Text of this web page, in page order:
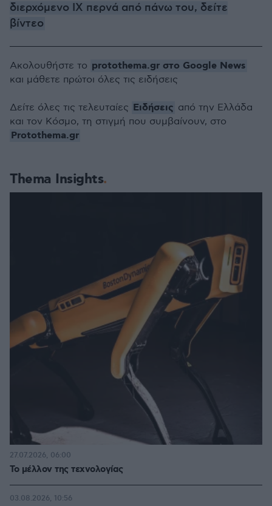
διερχόμενο ΙΧ περνά από πάνω του, δείτε
βίντεο
Thema Insights
Το μέλλον της τεχνολογίας
27.07.2026, 06:00
03.08.2026, 10:56
Ακολουθήστε το protothema.gr στο Google News
και μάθετε πρώτοι όλες τις ειδήσεις
Δείτε όλες τις τελευταίες Ειδήσεις από την Ελλάδα
και τον Κόσμο, τη στιγμή που συμβαίνουν, στο
Protothema.gr